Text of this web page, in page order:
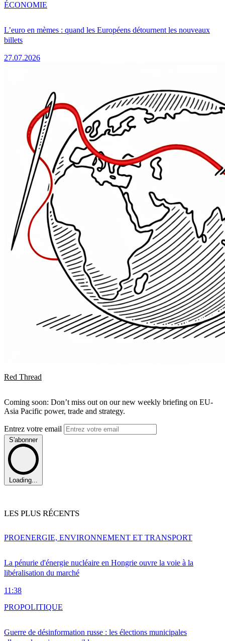
L’euro en mèmes : quand les Européens détournent les nouveaux
billets
27.07.2026
ÉCONOMIE
Red Thread
Coming soon: Don’t miss out on our new weekly briefing on EU-
Asia Pacific power, trade and strategy.
Entrez votre email
S'abonner
Loading...
LES PLUS RÉCENTS
La pénurie d'énergie nucléaire en Hongrie ouvre la voie à la
libéralisation du marché
11:38
PROENERGIE, ENVIRONNEMENT ET TRANSPORT
Guerre de désinformation russe : les élections municipales
PROPOLITIQUE